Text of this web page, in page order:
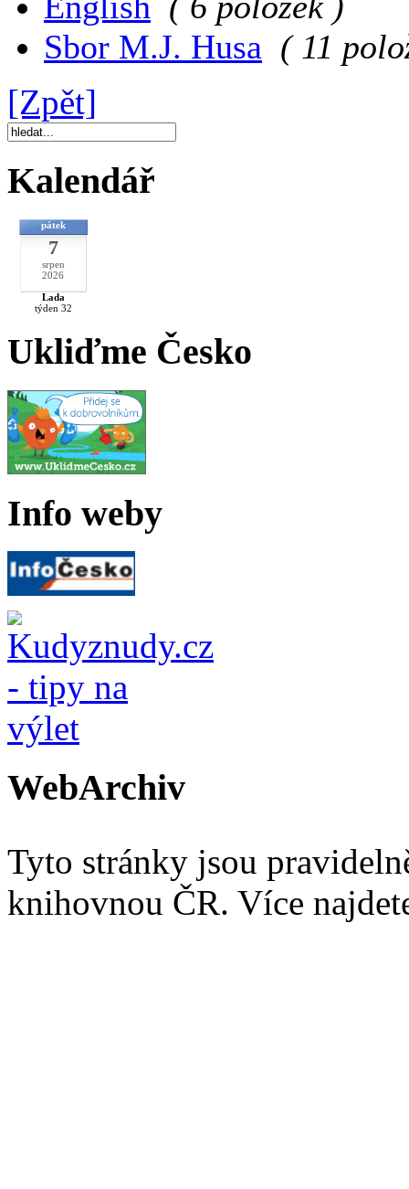
Sbor M.J. Husa ( 11
[Zpět]
Kalendář
pátek
7
srpen
2026
Lada
týden 32
Ukliďme Česko
Info weby
WebArchiv
Tyto stránky jsou
knihovnou ČR. Více